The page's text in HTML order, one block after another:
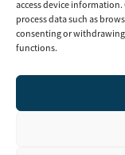
access device
process data such as
consenting or
functions.
LinkedIn
Säkerhet år 2003 för